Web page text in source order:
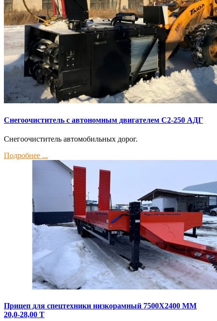
Снегоочиститель с автономным двигателем С2-250 АДГ
Снегоочиститель автомобильных дорог.
Подробнее ...
Прицеп для спецтехники низкорамный 7500Х2400 ММ
20,0-28,00 Т